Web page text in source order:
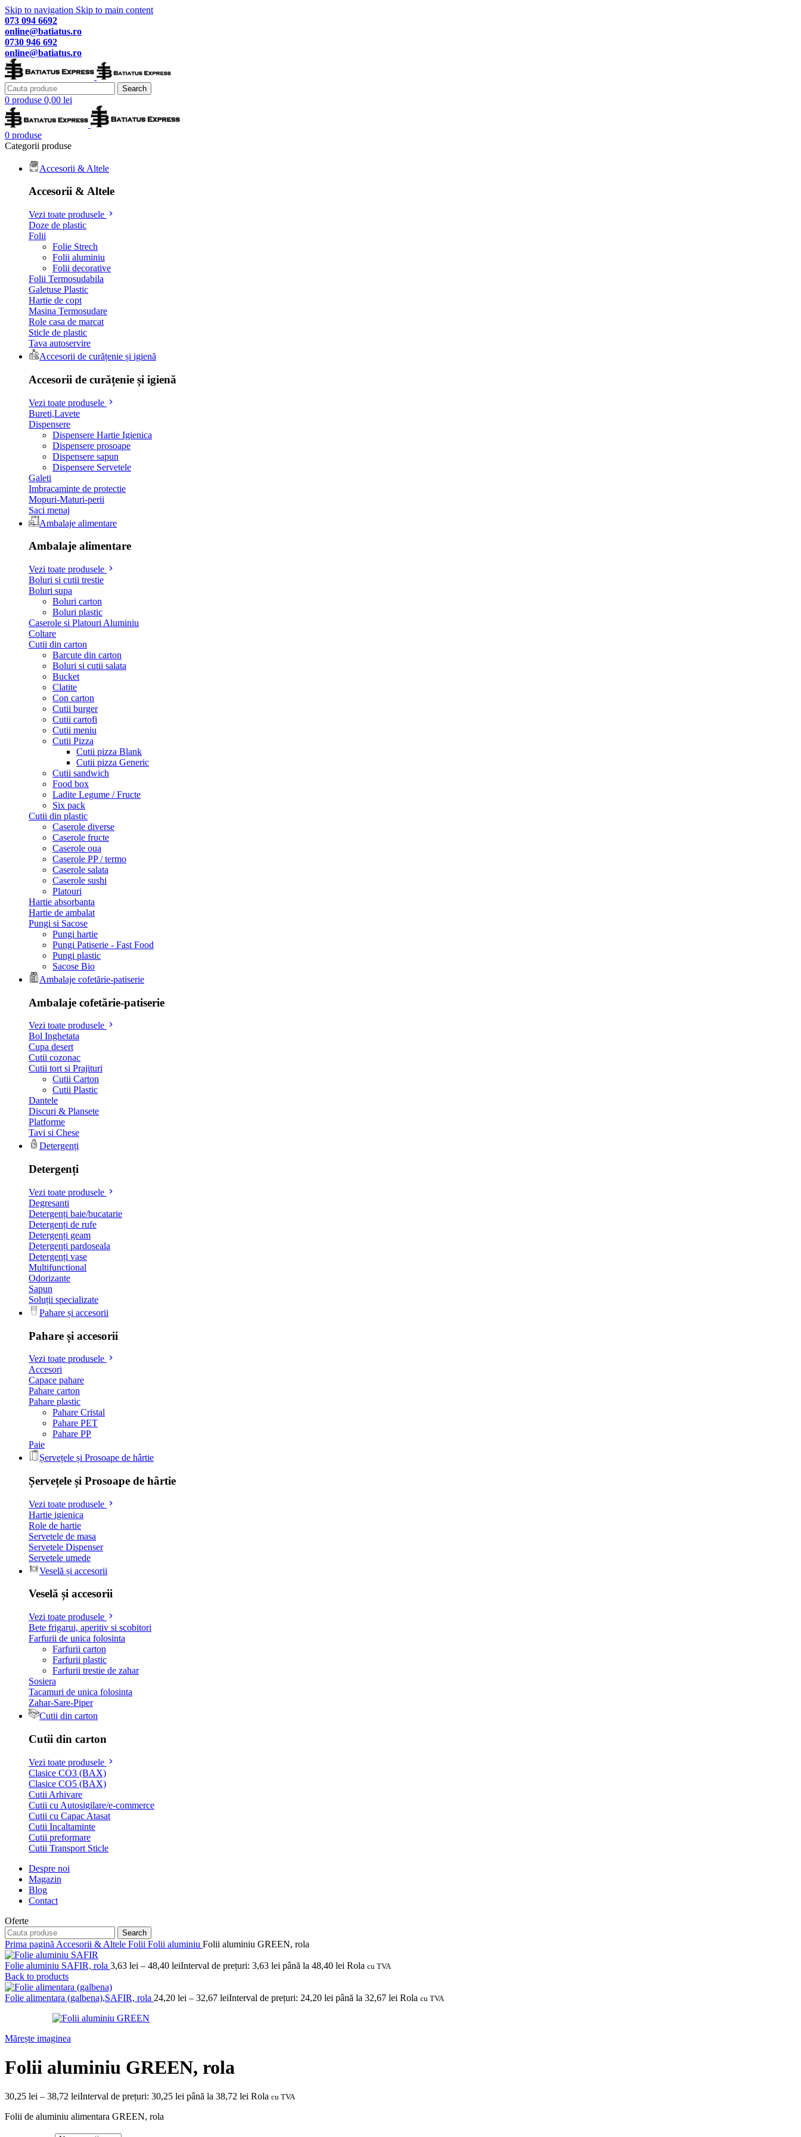
Skip to navigation Skip to main content
073 094 6692
online@batiatus.ro
0730 946 692
online@batiatus.ro
Search
0 produse 0,00 lei
0 produse
Categorii produse
Accesorii & Altele
Accesorii & Altele
Vezi toate produsele
Doze de plastic
Folii
Folie Strech
Folii aluminiu
Folii decorative
Folii Termosudabila
Galetuse Plastic
Hartie de copt
Masina Termosudare
Role casa de marcat
Sticle de plastic
Tava autoservire
Accesorii de curățenie și igienă
Accesorii de curățenie și igienă
Vezi toate produsele
Bureti,Lavete
Dispensere
Dispensere Hartie Igienica
Dispensere prosoape
Dispensere sapun
Dispensere Servetele
Galeti
Imbracaminte de protectie
Mopuri-Maturi-perii
Saci menaj
Ambalaje alimentare
Ambalaje alimentare
Vezi toate produsele
Boluri si cutii trestie
Boluri supa
Boluri carton
Boluri plastic
Caserole si Platouri Aluminiu
Coltare
Cutii din carton
Barcute din carton
Boluri si cutii salata
Bucket
Clatite
Con carton
Cutii burger
Cutii cartofi
Cutii meniu
Cutii Pizza
Cutii pizza Blank
Cutii pizza Generic
Cutii sandwich
Food box
Ladite Legume / Fructe
Six pack
Cutii din plastic
Caserole diverse
Caserole fructe
Caserole oua
Caserole PP / termo
Caserole salata
Caserole sushi
Platouri
Hartie absorbanta
Hartie de ambalat
Pungi si Sacose
Pungi hartie
Pungi Patiserie - Fast Food
Pungi plastic
Sacose Bio
Ambalaje cofetărie-patiserie
Ambalaje cofetărie-patiserie
Vezi toate produsele
Bol Inghetata
Cupa desert
Cutii cozonac
Cutii tort si Prajituri
Cutii Carton
Cutii Plastic
Dantele
Discuri & Plansete
Platforme
Tavi si Chese
Detergenți
Detergenți
Vezi toate produsele
Degresanti
Detergenți baie/bucatarie
Detergenți de rufe
Detergenți geam
Detergenți pardoseala
Detergenți vase
Multifunctional
Odorizante
Sapun
Soluții specializate
Pahare și accesorii
Pahare și accesorii
Vezi toate produsele
Accesori
Capace pahare
Pahare carton
Pahare plastic
Pahare Cristal
Pahare PET
Pahare PP
Paie
Șervețele și Prosoape de hârtie
Șervețele și Prosoape de hârtie
Vezi toate produsele
Hartie igienica
Role de hartie
Servetele de masa
Servetele Dispenser
Servetele umede
Veselă și accesorii
Veselă și accesorii
Vezi toate produsele
Bete frigarui, aperitiv si scobitori
Farfurii de unica folosinta
Farfurii carton
Farfurii plastic
Farfurii trestie de zahar
Sosiera
Tacamuri de unica folosinta
Zahar-Sare-Piper
Cutii din carton
Cutii din carton
Vezi toate produsele
Clasice CO3 (BAX)
Clasice CO5 (BAX)
Cutii Arhivare
Cutii cu Autosigilare/e-commerce
Cutii cu Capac Atasat
Cutii Incaltaminte
Cutii preformare
Cutii Transport Sticle
Despre noi
Magazin
Blog
Contact
Oferte
Search
Prima pagină Accesorii & Altele Folii Folii aluminiu Folii aluminiu GREEN, rola
Folie aluminiu SAFIR, rola 3,63 lei – 48,40 leiInterval de prețuri: 3,63 lei până la 48,40 lei Rola cu TVA
Back to products
Folie alimentara (galbena),SAFIR, rola 24,20 lei – 32,67 leiInterval de prețuri: 24,20 lei până la 32,67 lei Rola cu TVA
Mărește imaginea
Folii aluminiu GREEN, rola
30,25 lei – 38,72 leiInterval de prețuri: 30,25 lei până la 38,72 lei Rola cu TVA
Folii de aluminiu alimentara GREEN, rola